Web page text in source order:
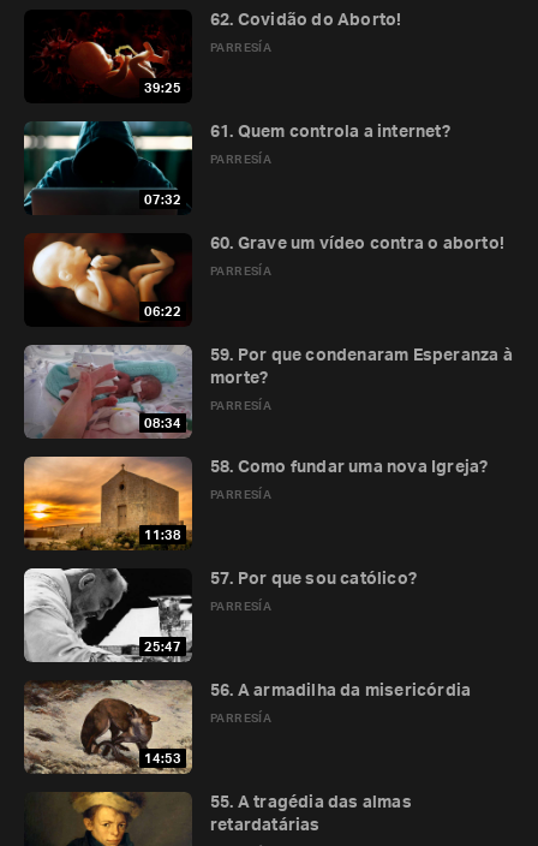
39:25
PARRESÍA
62. Covidão do Aborto!
07:32
PARRESÍA
61. Quem controla a internet?
06:22
PARRESÍA
60. Grave um vídeo contra o aborto!
08:34
PARRESÍA
59. Por que condenaram Esperanza à
morte?
11:38
PARRESÍA
58. Como fundar uma nova Igreja?
25:47
PARRESÍA
57. Por que sou católico?
14:53
PARRESÍA
56. A armadilha da misericórdia
55. A tragédia das almas
retardatárias